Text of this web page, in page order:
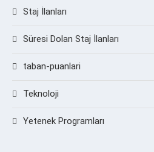
Staj İlanları
Süresi Dolan Staj İlanları
taban-puanlari
Teknoloji
Yetenek Programları